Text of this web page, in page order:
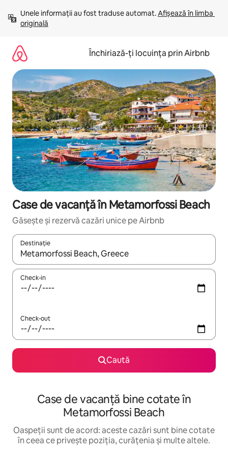
mergi
conținut
Unele informații au fost traduse automat. Afișează în limba
originală
Închiriază-ți locuința prin Airbnb
Case de vacanță în Metamorfossi Beach
Găsește și rezervă cazări unice pe Airbnb
Destinație
Când se încarcă rezultatele, navighează folosind tastele
Check-in
Check-out
Caută
Case de vacanță bine cotate în
Metamorfossi Beach
Oaspeții sunt de acord: aceste cazări sunt bine cotate
în ceea ce privește poziția, curățenia și multe altele.